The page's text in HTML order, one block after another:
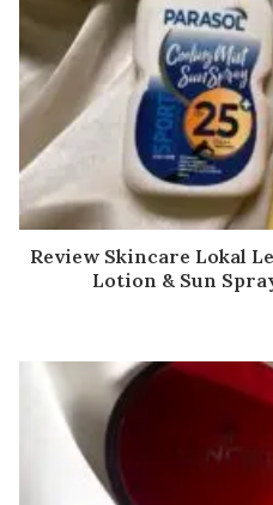
Review Skincare Lokal
Lotion & Sun